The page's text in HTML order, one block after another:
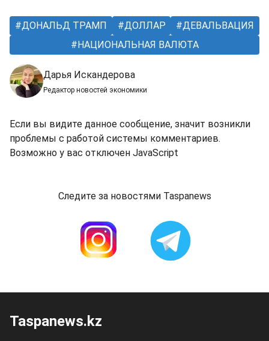
ДОНАЛЬД ТРАМП ДОЛЛАР
ДЕВАЛЬВАЦИЯ
НАЦИОНАЛЬНАЯ ВАЛЮТА
Дарья Искандерова
Редактор новостей экономики
Если вы видите данное сообщение, значит возникли
проблемы с работой системы комментариев.
Возможно у вас отключен JavaScript
Следите за новостями Taspanews
Taspanews.kz